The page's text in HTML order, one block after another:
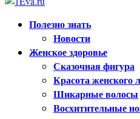
Полезно знать
Новости
Женское здоровье
Сказочная фигура
Красота женского
Шикарные волосы
Восхитительные